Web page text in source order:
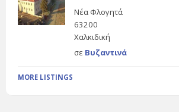
Νέα Φλογητά
63200
Χαλκιδική
σε Βυζαντινά
MORE LISTINGS